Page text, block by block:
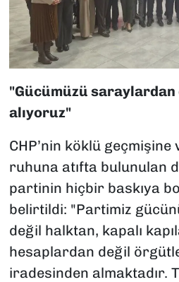
"Gücümüzü
alıyoruz"
CHP’nin köklü geçmişine
ruhuna atıfta bulunulan
partinin hiçbir baskıya
belirtildi: "Partimiz
değil halktan, kapalı
hesaplardan değil
iradesinden almaktadır.